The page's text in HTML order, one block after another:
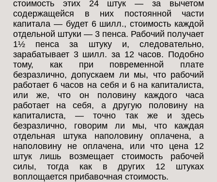
стоимость этих 24 штук — за вычетом
содержащейся в них постоянной части
капитала — будет 6 шилл., стоимость каждой
отдельной штуки — 3 пенса. Рабочий получает
1½ пенса за штуку и, следовательно,
зарабатывает 3 шилл. за 12 часов. Подобно
тому, как при повременной плате
безразлично, допускаем ли мы, что рабочий
работает 6 часов на себя и 6 на капиталиста,
или же, что он половину каждого часа
работает на себя, а другую половину на
капиталиста, — точно так же и здесь
безразлично, говорим ли мы, что каждая
отдельная штука наполовину оплачена, а
наполовину не оплачена, или что цена 12
штук лишь возмещает стоимость рабочей
силы, тогда как в других 12 штуках
воплощается прибавочная стоимость.